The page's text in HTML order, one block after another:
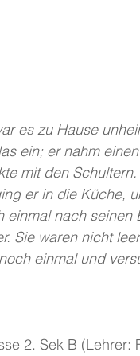
es zu Hause
ein; er nahm
mit den
er in die Küche,
einmal nach seinen
Sie waren nicht
einmal und
2. Sek B (Lehrer: